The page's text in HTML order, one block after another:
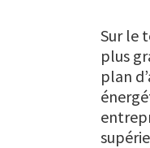
Sur le
plus
plan